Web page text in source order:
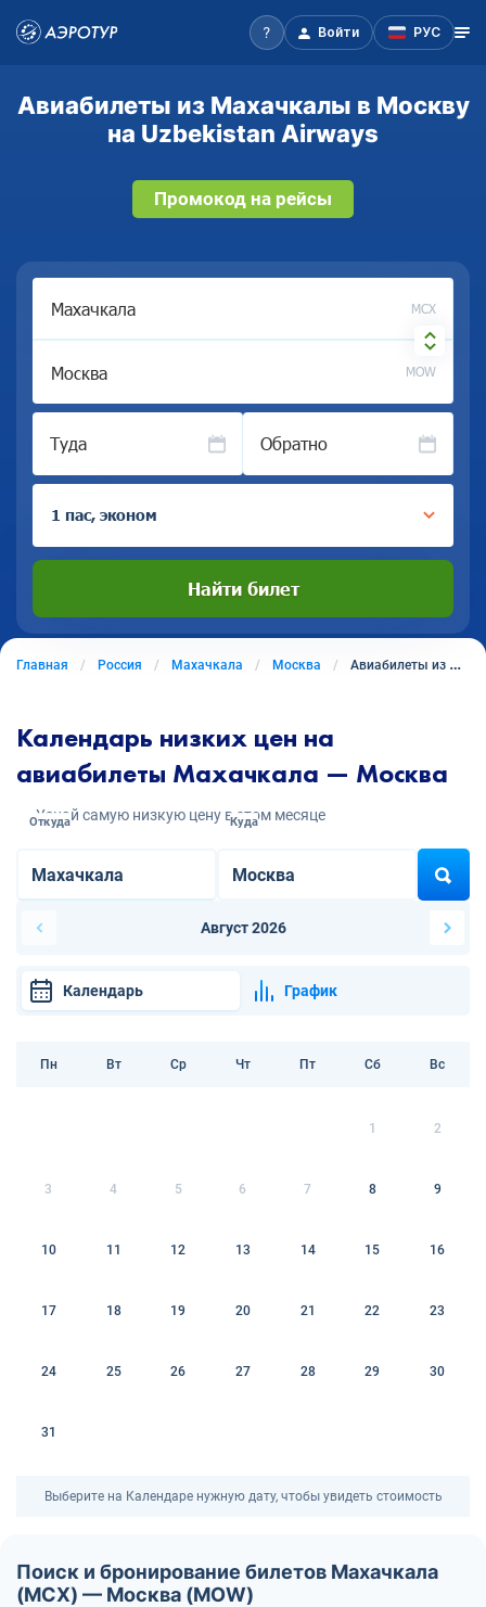
Войти РУС
Авиабилеты из Махачкалы в Москву
на Uzbekistan Airways
Промокод на рейсы
MCX
MOW
Туда Обратно
1 пас, эконом
Найти билет
Главная Россия Махачкала Москва Авиабилеты из Махачкалы в Москву
Календарь низких цен на
авиабилеты Махачкала — Москва
Узнай самую низкую цену в этом месяце
Откуда Куда
Август 2026
Календарь График
Пн Вт Ср Чт Пт Сб Вс
1 2
3 4 5 6 7 8 9
10 11 12 13 14 15 16
17 18 19 20 21 22 23
24 25 26 27 28 29 30
31
Выберите на Календаре нужную дату, чтобы увидеть стоимость
Поиск и бронирование билетов Махачкала
(MCX) — Москва (MOW)